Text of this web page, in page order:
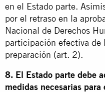
en el Estado parte.
por el retraso en la
Nacional de Derechos
participación efectiva de
preparación (art. 2).
8. El Estado parte debe
medidas necesarias